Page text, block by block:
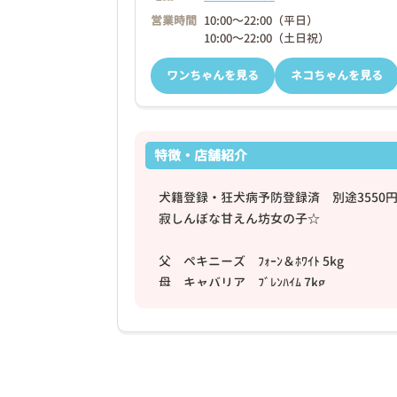
営業時間 10:00～22:00（平日）
10:00～22:00（土日祝）
ワンちゃんを見る ネコちゃんを見る
特徴・店舗紹介
犬籍登録・狂犬病予防登録済 別途3550円
寂しんぼな甘えん坊女の子☆
父 ペキニーズ ﾌｫｰﾝ＆ﾎﾜｲﾄ 5kg
母 キャバリア ﾌﾞﾚﾝﾊｲﾑ 7kg